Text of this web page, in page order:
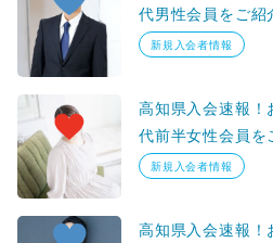
代男性会員をご紹
新規入会者情報
高知県入会速報
代前半女性会員を
新規入会者情報
高知県入会速報